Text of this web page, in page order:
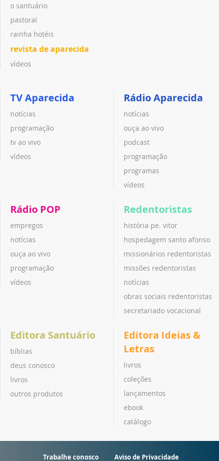
o santuário
pastoral
rainha hotéis
revista de aparecida
vídeos
TV Aparecida
notícias
programação
tv ao vivo
vídeos
Rádio Aparecida
notícias
ouça ao vivo
podcast
programação
programas
vídeos
Rádio POP
empregos
notícias
ouça ao vivo
programação
vídeos
Redentoristas
história pe. vitor
hospedagem santo afonso
missionários redentoristas
missões redentoristas
notícias
obras sociais redentoristas
secretariado vocacional
Editora Santuário
bíblias
deus conosco
livros
outros produtos
Editora Ideias &
Letras
livros
coleções
lançamentos
ebook
catálogo
Trabalhe conosco Aviso de Privacidade